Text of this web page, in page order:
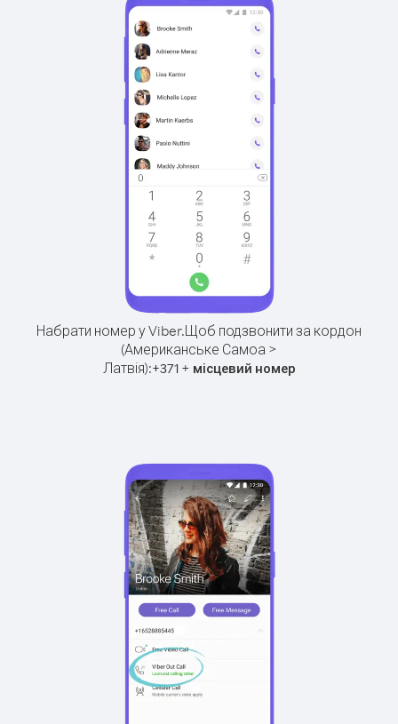
Набрати номер у Viber.Щоб подзвонити за кордон
(Американське Самоа >
Латвія):+371+ місцевий номер